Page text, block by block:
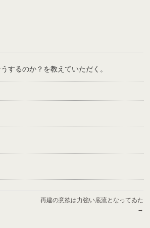
するのか？を教えていただく。
再建の意欲は力強い底流となってゐた
→